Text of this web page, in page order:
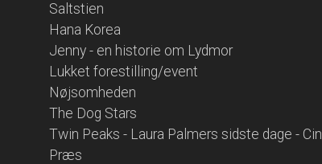
Saltstien
Hana Korea
Jenny - en historie om Lydmor
Lukket forestilling/event
Nøjsomheden
The Dog Stars
Twin Peaks - Laura Palmers sidste dage - Cin
Præs